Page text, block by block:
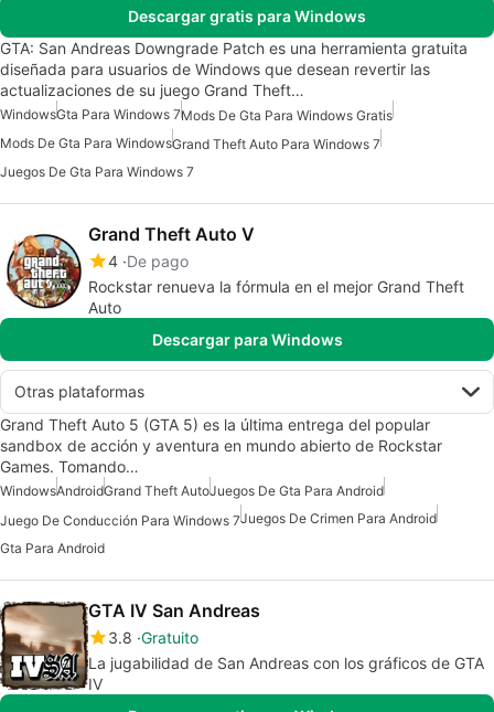
Descargar gratis para Windows
GTA: San Andreas Downgrade Patch es una herramienta gratuita
diseñada para usuarios de Windows que desean revertir las
actualizaciones de su juego Grand Theft…
WindowsGta Para Windows 7Mods De Gta Para Windows Gratis
Mods De Gta Para WindowsGrand Theft Auto Para Windows 7
Juegos De Gta Para Windows 7
Grand Theft Auto V
4 De pago
Rockstar renueva la fórmula en el mejor Grand Theft
Auto
Descargar para Windows
Otras plataformas
Grand Theft Auto 5 (GTA 5) es la última entrega del popular
sandbox de acción y aventura en mundo abierto de Rockstar
Games. Tomando…
WindowsAndroidGrand Theft AutoJuegos De Gta Para Android
Juego De Conducción Para Windows 7Juegos De Crimen Para Android
Gta Para Android
GTA IV San Andreas
3.8 Gratuito
La jugabilidad de San Andreas con los gráficos de GTA
IV